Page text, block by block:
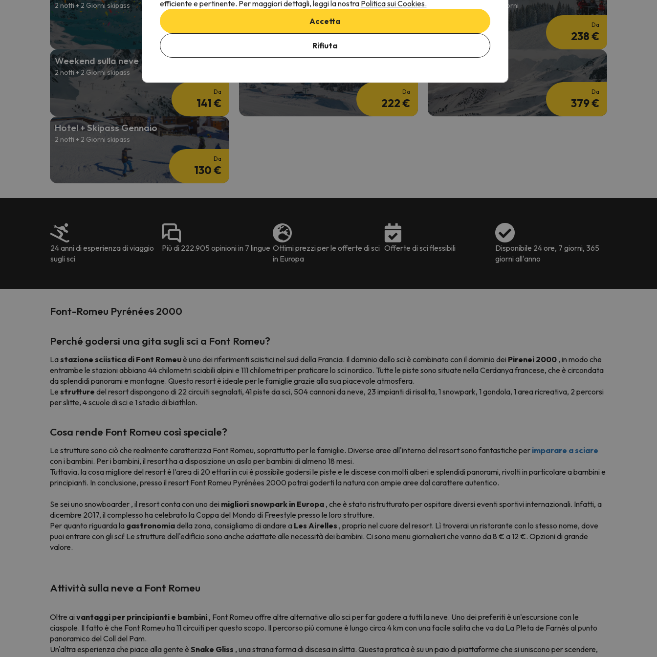
2 notti + 2 Giorni skipass
119 €
2 notti + 2 Giorni skipass
145 €
5 notti + skipass per 4 giorni
Da
238 €
Weekend sulla neve
2 notti + 2 Giorni skipass
Da
141 €
Settimana Bianca Low Cost
Da
222 €
Settimana bianca
Da
379 €
Hotel + Skipass Gennaio
2 notti + 2 Giorni skipass
Da
130 €
24 anni di esperienza di viaggio
sugli sci
Più di 222.905 opinioni in 7 lingue Ottimi prezzi per le offerte di sci
in Europa
Offerte di sci flessibili
Disponibile 24 ore, 7 giorni, 365
giorni all'anno
Font-Romeu Pyrénées 2000
Perché godersi una gita sugli sci a Font Romeu?
Lastazione sciistica di Font Romeuè uno dei riferimenti sciistici nel sud della Francia. Il dominio dello sci è combinato con il dominio dei Pirenei 2000 , in modo che
entrambe le stazioni abbiano 44 chilometri sciabili alpini e 111 chilometri per praticare lo sci nordico. Tutte le piste sono situate nella Cerdanya francese, che è circondata
da splendidi panorami e montagne. Questo resort è ideale per le famiglie grazie alla sua piacevole atmosfera.
Le strutture del resort dispongono di 22 circuiti segnalati, 41 piste da sci, 504 cannoni da neve, 23 impianti di risalita, 1 snowpark, 1 gondola, 1 area ricreativa, 2 percorsi
per slitte, 4 scuole di sci e 1 stadio di biathlon.
Cosa rende Font Romeu così speciale?
Le strutture sono ciò che realmente caratterizza Font Romeu, soprattutto per le famiglie. Diverse aree all'interno del resort sono fantastiche per imparare a sciare
con i bambini. Per i bambini, il resort ha a disposizione un asilo per bambini di almeno 18 mesi.
Tuttavia. la cosa migliore del resort è l'area di 20 ettari in cui è possibile godersi le piste e le discese con molti alberi e splendidi panorami, rivolti in particolare a bambini e
principianti. In conclusione, presso il resort Font Romeu Pyrénées 2000 potrai goderti la natura con ampie aree dal carattere autentico.
Se sei uno snowboarder , il resort conta con uno dei migliori snowpark in Europa , che è stato ristrutturato per ospitare diversi eventi sportivi internazionali. Infatti, a
dicembre 2017, il complesso ha celebrato la Coppa del Mondo di Freestyle presso le loro strutture.
Per quanto riguarda la gastronomiadella zona, consigliamo di andare a Les Airelles , proprio nel cuore del resort. Lì troverai un ristorante con lo stesso nome, dove
puoi entrare con gli sci! Le strutture dell'edificio sono anche adattate alle necessità dei bambini. Ci sono menu giornalieri che vanno da 8 € a 12 €. Opzioni di grande
valore.
Attività sulla neve a Font Romeu
Oltre ai vantaggi per principianti e bambini , Font Romeu offre altre alternative allo sci per far godere a tutti la neve. Uno dei preferiti è un'escursione con le
ciaspole. Il fatto è che Font Romeu ha 11 circuiti per questo scopo. Il percorso più comune è lungo circa 4 km con una facile salita che va da La Pleta de Farnés al punto
panoramico del Coll del Pam.
Un'altra esperienza che piace alla gente è Snake Gliss , una strana forma di discesa in slitta. Questa pratica è su un paio di piattaforme che si uniscono per scendere,
efficiente e pertinente. Per maggiori dettagli, leggi la nostra Politica sui Cookies.
Accetta
Rifiuta